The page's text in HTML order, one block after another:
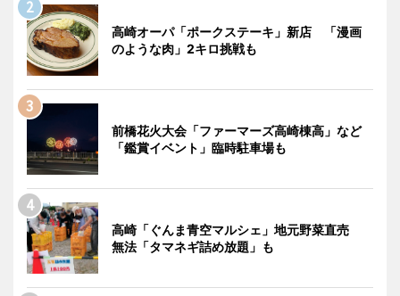
高崎オーパ「ポークステーキ」新店 「漫画
のような肉」2キロ挑戦も
前橋花火大会「ファーマーズ高崎棟高」など
「鑑賞イベント」臨時駐車場も
高崎「ぐんま青空マルシェ」地元野菜直売
無法「タマネギ詰め放題」も